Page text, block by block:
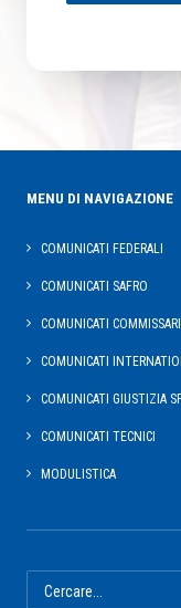
MENU DI NAVIGAZIONE
COMUNICATI FEDERALI
COMUNICATI SAFRO
COMUNICATI
COMUNICATI
COMUNICATI GIUSTIZIA
COMUNICATI TECNICI
MODULISTICA